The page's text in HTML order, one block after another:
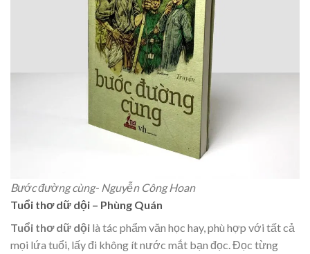
Bước đường cùng- Nguyễn Công Hoan
Tuổi thơ dữ dội – Phùng Quán
Tuổi thơ dữ dội là tác phẩm văn học hay, phù hợp với tất cả
mọi lứa tuổi, lấy đi không ít nước mắt bạn đọc. Đọc từng